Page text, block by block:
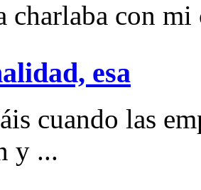
charlaba con
esa
cuando las
y ...